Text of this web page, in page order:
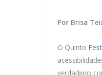
Por Brisa
O Quinto
verdadeiro